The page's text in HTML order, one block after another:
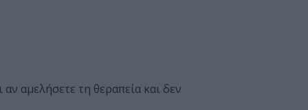
αμελήσετε τη θεραπεία και δεν